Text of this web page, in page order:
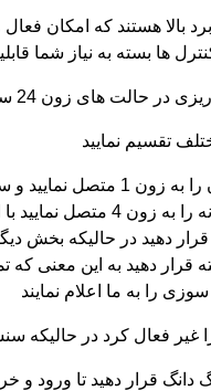
بالا هستند که امکان
ها بسته به نیاز شما
تقسیم نمایید
ساختمان را به زون 3
را به ما اعلام نمایند
غیر فعال کرد در
دانگ قرار دهید تا ورود و